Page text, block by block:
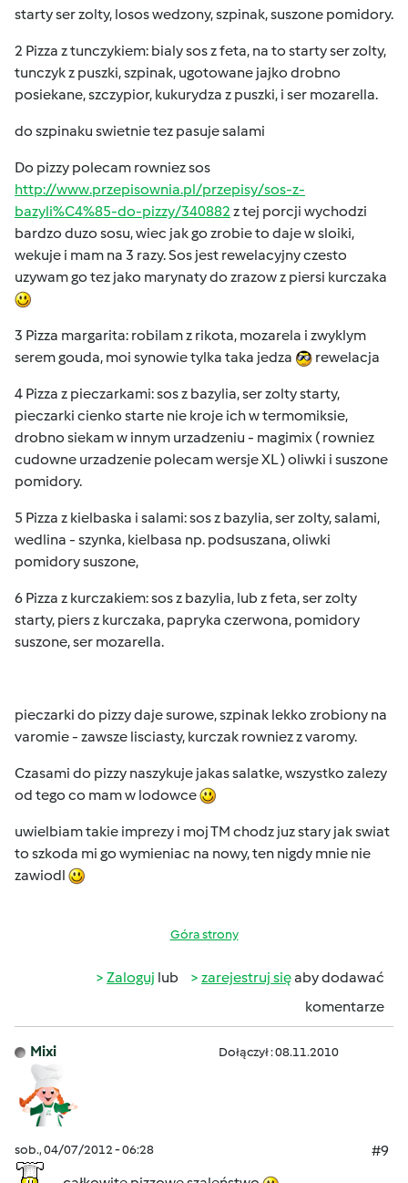
starty ser zolty, losos wedzony, szpinak, suszone pomidory.
2 Pizza z tunczykiem: bialy sos z feta, na to starty ser zolty,
tunczyk z puszki, szpinak, ugotowane jajko drobno
posiekane, szczypior, kukurydza z puszki, i ser mozarella.
do szpinaku swietnie tez pasuje salami
Do pizzy polecam rowniez sos
http://www.przepisownia.pl/przepisy/sos-z-
bazyli%C4%85-do-pizzy/340882z tej porcji wychodzi
bardzo duzo sosu, wiec jak go zrobie to daje w sloiki,
wekuje i mam na 3 razy. Sos jest rewelacyjny czesto
uzywam go tez jako marynaty do zrazow z piersi kurczaka
3 Pizza margarita: robilam z rikota, mozarela i zwyklym
serem gouda, moi synowie tylka taka jedza
rewelacja
4 Pizza z pieczarkami: sos z bazylia, ser zolty starty,
pieczarki cienko starte nie kroje ich w termomiksie,
drobno siekam w innym urzadzeniu - magimix ( rowniez
cudowne urzadzenie polecam wersje XL ) oliwki i suszone
pomidory.
5 Pizza z kielbaska i salami: sos z bazylia, ser zolty, salami,
wedlina - szynka, kielbasa np. podsuszana, oliwki
pomidory suszone,
6 Pizza z kurczakiem: sos z bazylia, lub z feta, ser zolty
starty, piers z kurczaka, papryka czerwona, pomidory
suszone, ser mozarella.
pieczarki do pizzy daje surowe, szpinak lekko zrobiony na
varomie - zawsze lisciasty, kurczak rowniez z varomy.
Czasami do pizzy naszykuje jakas salatke, wszystko zalezy
od tego co mam w lodowce
uwielbiam takie imprezy i moj TM chodz juz stary jak swiat
to szkoda mi go wymieniac na nowy, ten nigdy mnie nie
zawiodl
Góra strony
Zaloguj lub zarejestruj sięaby dodawać
komentarze
Mixi Dołączył : 08.11.2010
sob., 04/07/2012 - 06:28
#9